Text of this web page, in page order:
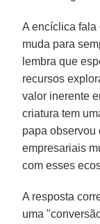
A encíclica
muda para
lembra que
recursos
valor inerente
criatura tem
papa observou
empresariais
com esses
A resposta
uma